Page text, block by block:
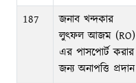
187
জনাব খন্দকার
লুৎফল আজম (RO)
এর পাসপোর্ট করার
জন্য অনাপত্তি প্রদান